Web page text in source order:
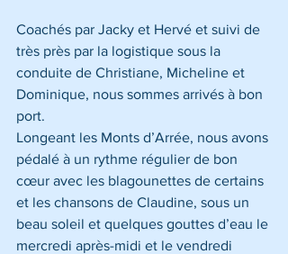
Coachés par Jacky et Hervé et suivi de
très près par la logistique sous la
conduite de Christiane, Micheline et
Dominique, nous sommes arrivés à bon
port.
Longeant les Monts d’Arrée, nous avons
pédalé à un rythme régulier de bon
cœur avec les blagounettes de certains
et les chansons de Claudine, sous un
beau soleil et quelques gouttes d’eau le
mercredi après-midi et le vendredi